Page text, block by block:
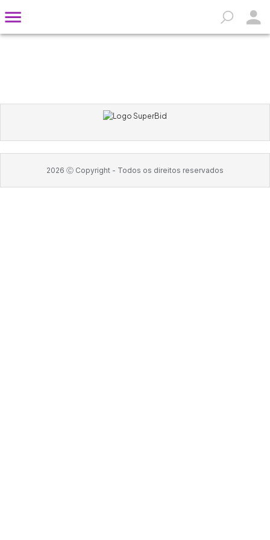
2026 Ⓒ Copyright - Todos os direitos reservados